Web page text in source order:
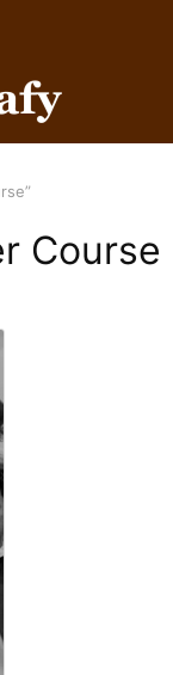
Course